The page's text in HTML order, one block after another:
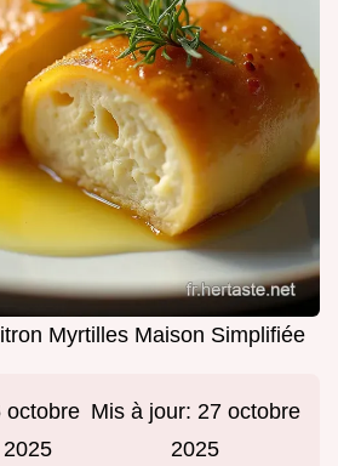
Myrtilles Maison Simplifiée
octobre
2025
Mis à jour: 27 octobre
2025